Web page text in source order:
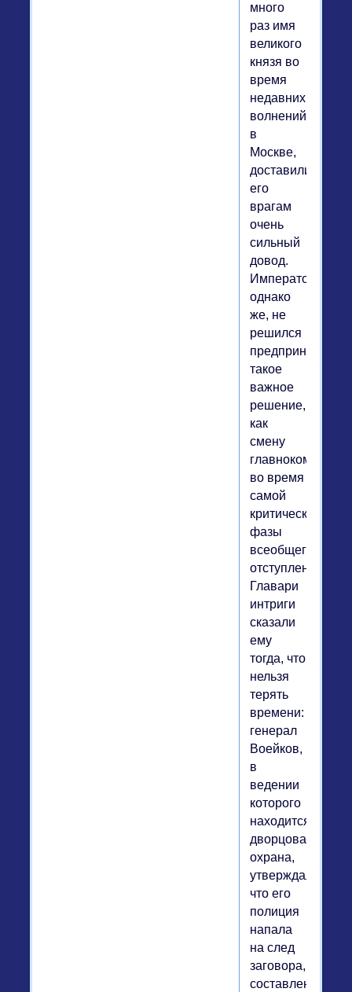
много
раз имя
великого
князя во
время
недавних
волнений
в
Москве,
доставили
его
врагам
очень
сильный
довод.
Император,
однако
же, не
решился
предпринять
такое
важное
решение,
как
смену
во время
самой
критической
фазы
всеобщего
отступления.
Главари
интриги
сказали
ему
тогда, что
нельзя
терять
времени:
генерал
Воейков,
в
ведении
которого
находится
дворцовая
охрана,
утверждал,
что его
полиция
напала
на след
заговора,
составленного